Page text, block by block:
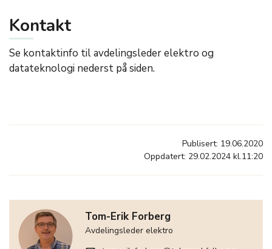
Kontakt
Se kontaktinfo til avdelingsleder elektro og
datateknologi nederst på siden.
Publisert: 19.06.2020
Oppdatert: 29.02.2024 kl.11:20
Tom-Erik Forberg
Avdelingsleder elektro